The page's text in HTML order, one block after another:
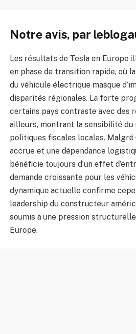
Notre avis, par
Les résultats de Tesla en Europe
en phase de transition rapide, où
du véhicule électrique masque
disparités régionales. La forte
certains pays contraste avec des
ailleurs, montrant la sensibilité du
politiques fiscales locales. Malgré
accrue et une dépendance
bénéficie toujours d’un effet
demande croissante pour les
dynamique actuelle confirme
leadership du constructeur
soumis à une pression
Europe.